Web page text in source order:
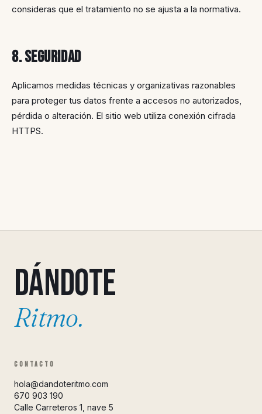
consideras que el tratamiento no se ajusta a la normativa.
8. Seguridad
Aplicamos medidas técnicas y organizativas razonables
para proteger tus datos frente a accesos no autorizados,
pérdida o alteración. El sitio web utiliza conexión cifrada
HTTPS.
Dándote
Ritmo.
CONTACTO
hola@dandoteritmo.com
670 903 190
Calle Carreteros 1, nave 5